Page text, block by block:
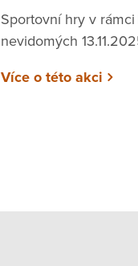
Sportovní hry v
nevidomých
Více o této akci